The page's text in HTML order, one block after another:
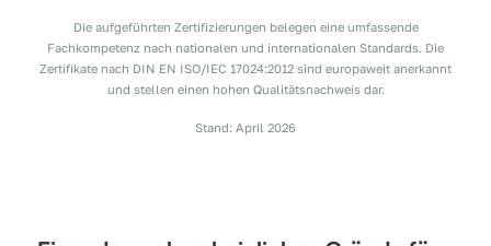
Die aufgeführten Zertifizierungen belegen eine umfassende
Fachkompetenz nach nationalen und internationalen Standards. Die
Zertifikate nach DIN EN ISO/IEC 17024:2012 sind europaweit anerkannt
und stellen einen hohen Qualitätsnachweis dar.
Stand: April 2026